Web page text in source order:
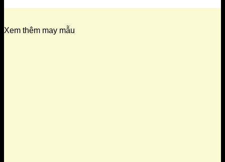
Xem thêm may mẫu